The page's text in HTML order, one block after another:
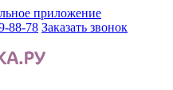
приложение
88-78 Заказать звонок